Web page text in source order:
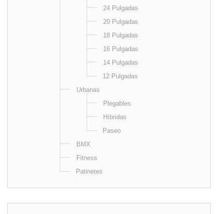
24 Pulgadas
20 Pulgadas
18 Pulgadas
16 Pulgadas
14 Pulgadas
12 Pulgadas
Urbanas
Plegables
Híbridas
Paseo
BMX
Fitness
Patinetes